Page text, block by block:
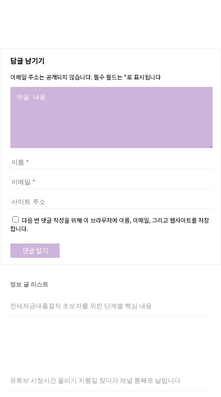
답글 남기기
이메일 주소는 공개되지 않습니다.필수 필드는 *로 표시됩니다
다음 번 댓글 작성을 위해 이 브라우저에 이름, 이메일, 그리고 웹사이트를 저장
합니다.
정보 글 리스트
전세자금대출절차 초보자를 위한 단계별 핵심 내용
유튜브 시청시간 올리기 지름길 찾다가 채널 통째로 날립니다